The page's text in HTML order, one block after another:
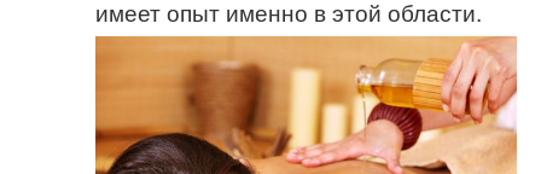
имеет опыт именно в этой области.